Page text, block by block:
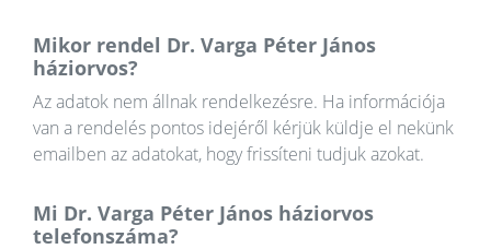
Mikor rendel Dr. Varga Péter János
háziorvos?
Az adatok nem állnak rendelkezésre. Ha információja
van a rendelés pontos idejéről kérjük küldje el nekünk
emailben az adatokat, hogy frissíteni tudjuk azokat.
Mi Dr. Varga Péter János háziorvos
telefonszáma?